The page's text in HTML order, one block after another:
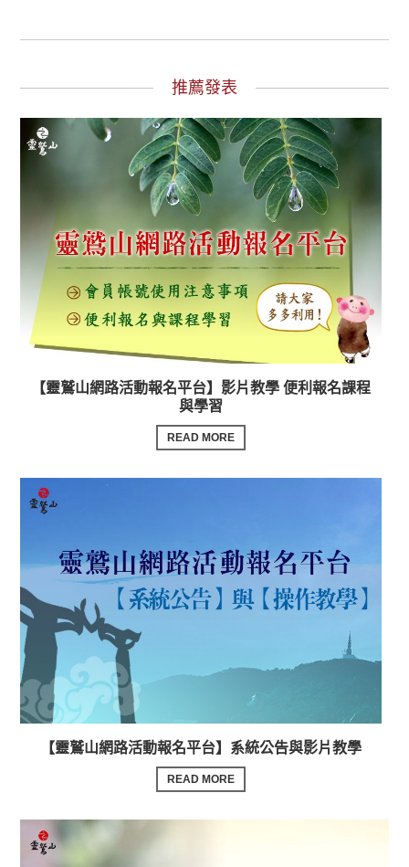
推薦發表
【靈鷲山網路活動報名平台】影片教學 便利報名課程
與學習
READ MORE
【靈鷲山網路活動報名平台】系統公告與影片教學
READ MORE